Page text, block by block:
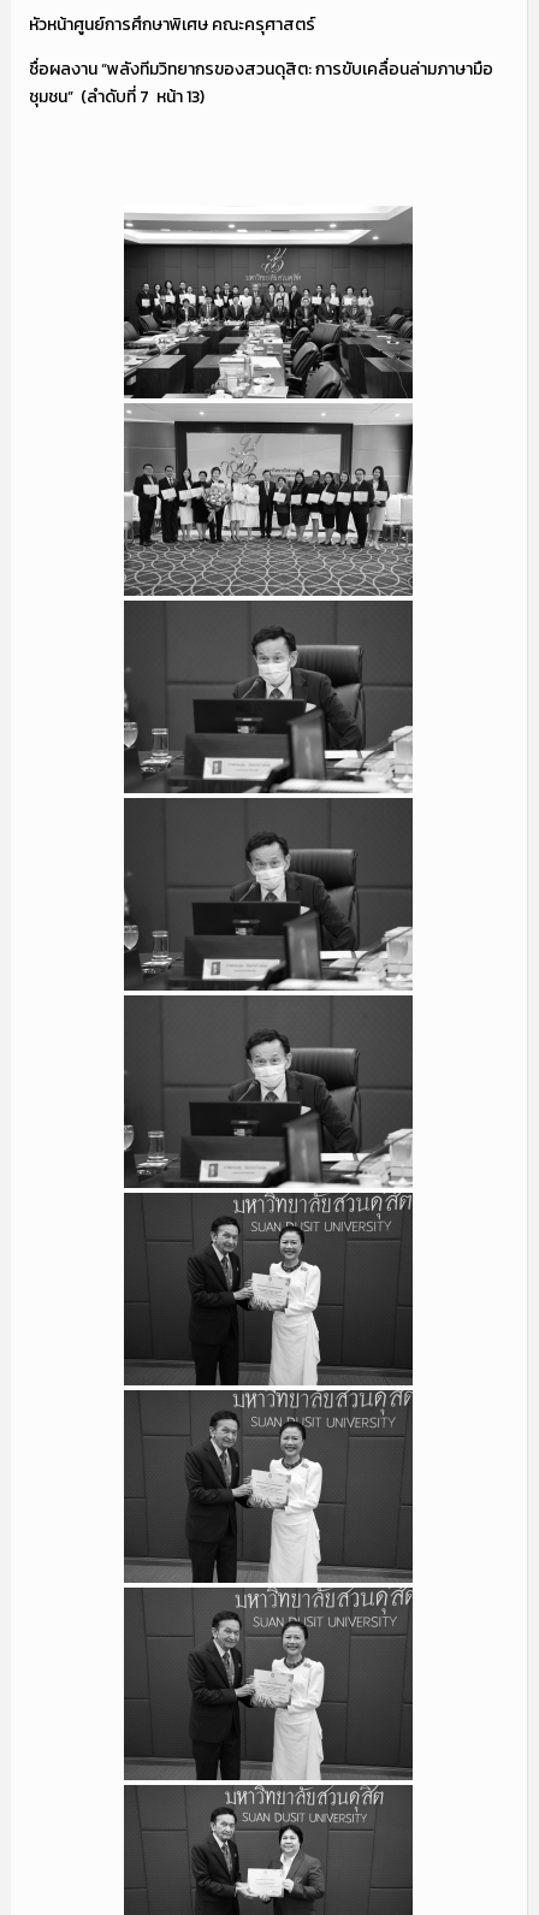
หัวหน้าศูนย์การศึกษาพิเศษ คณะครุศาสตร์
ชื่อผลงาน “พลังทีมวิทยากรของสวนดุสิต: การขับเคลื่อนล่ามภาษามือ
ชุมชน” (ลำดับที่ 7 หน้า 13)